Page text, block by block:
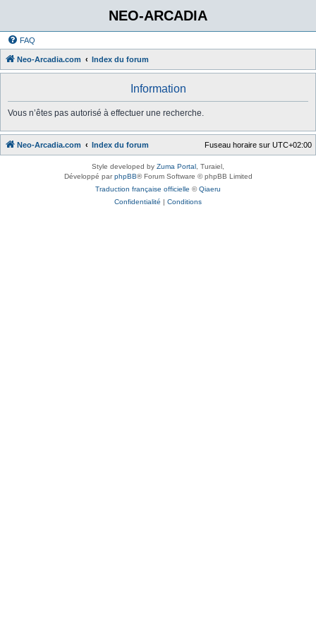
NEO-ARCADIA
FAQ
Neo-Arcadia.com Index du forum
Information
Vous n’êtes pas autorisé à effectuer une recherche.
Neo-Arcadia.com Index du forum Fuseau horaire sur UTC+02:00
Style developed by Zuma Portal , Turaiel,
Développé parphpBB® Forum Software © phpBB Limited
Traduction française officielle ©Qiaeru
Confidentialité | Conditions